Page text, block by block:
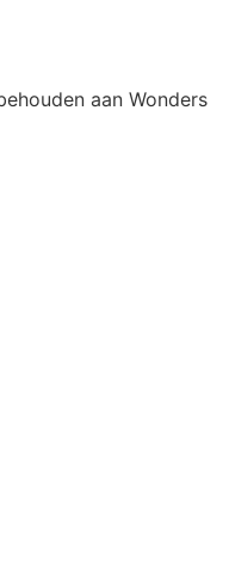
aan Wonders